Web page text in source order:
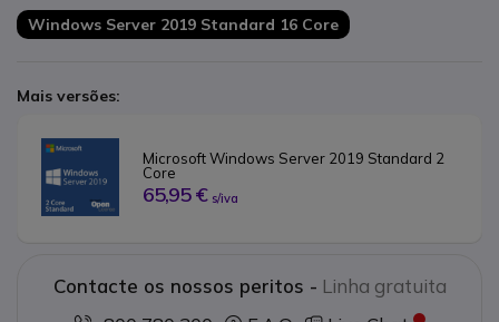
Windows Server 2019 Standard 16 Core
Mais versões:
Microsoft Windows Server 2019 Standard 2
Core
65,95 € s/iva
Contacte os nossos peritos - Linha gratuita